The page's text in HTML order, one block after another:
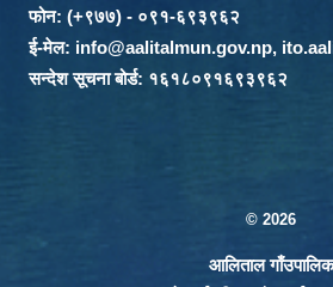
फोन: (+९७७) - ०९१-६९३९६२
ई-मेल: info@aalitalmun.gov.np,
सन्देश सूचना बोर्ड: १६१८०९१६९३९६२
© 2026
आलिताल